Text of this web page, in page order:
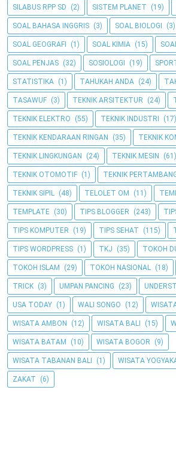
SILABUS RPP SD (2) SISTEM PLANET (19)
SOAL BAHASA INGGRIS (3) SOAL BIOLOGI (3)
SOAL GEOGRAFI (1) SOAL KIMIA (15)
SOAL PENJAS (32) SOSIOLOGI (19)
STATISTIKA (1) TAHUKAH ANDA (24)
TASAWUF (3) TEKNIK ARSITEKTUR (24)
TEKNIK ELEKTRO (55) TEKNIK INDUSTRI (17)
TEKNIK KENDARAAN RINGAN (35) TEKNIK
TEKNIK LINGKUNGAN (24) TEKNIK MESIN (61)
TEKNIK OTOMOTIF (1) TEKNIK
TEKNIK SIPIL (48) TELOLET OM (11)
TEMPLATE (30) TIPS BLOGGER (243)
TIPS KOMPUTER (19) TIPS SEHAT (115)
TIPS WORDPRESS (1) TKJ (35) TOKOH
TOKOH ISLAM (29) TOKOH NASIONAL (18)
TRICK (3) UMPAN PANCING (23)
USA TODAY (1) WALI SONGO (12)
WISATA AMBON (12) WISATA BALI (15)
WISATA BATAM (10) WISATA BOGOR (9)
WISATA TABANAN BALI (1) WISATA
ZAKAT (6)